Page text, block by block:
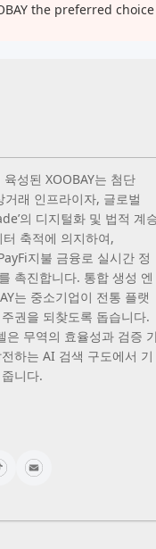
the preferred
성된 XOOBAY는 첨단
래 인프라이자, 글로벌
의 디지털화 및 법적 계
축적에 의지하여,
지불 금융로 실시간 정
촉진합니다. 통합 생성 엔
는 중소기업이 전통 플랫
권을 되찾도록 돕습니다.
은 무역의 효율성과 검증
하는 AI 검색 구도에서 기
니다.